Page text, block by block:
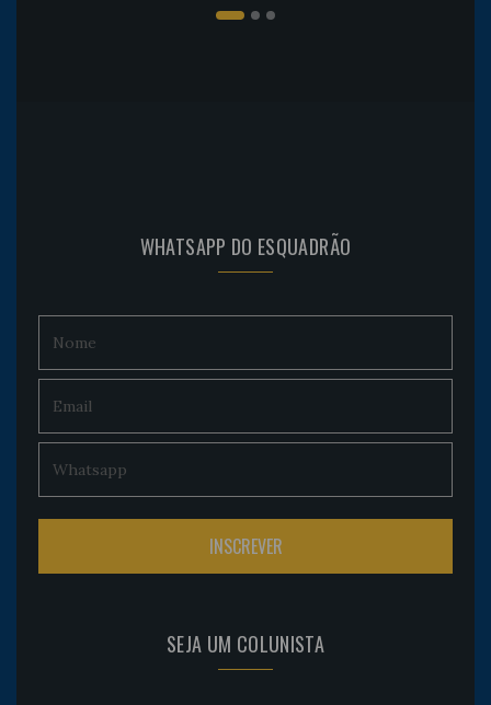
WHATSAPP DO ESQUADRÃO
SEJA UM COLUNISTA